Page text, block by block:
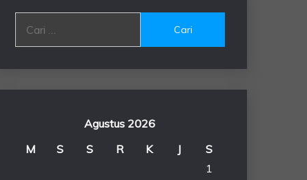
untuk:
Agustus 2026
M
S S R K J
S
1